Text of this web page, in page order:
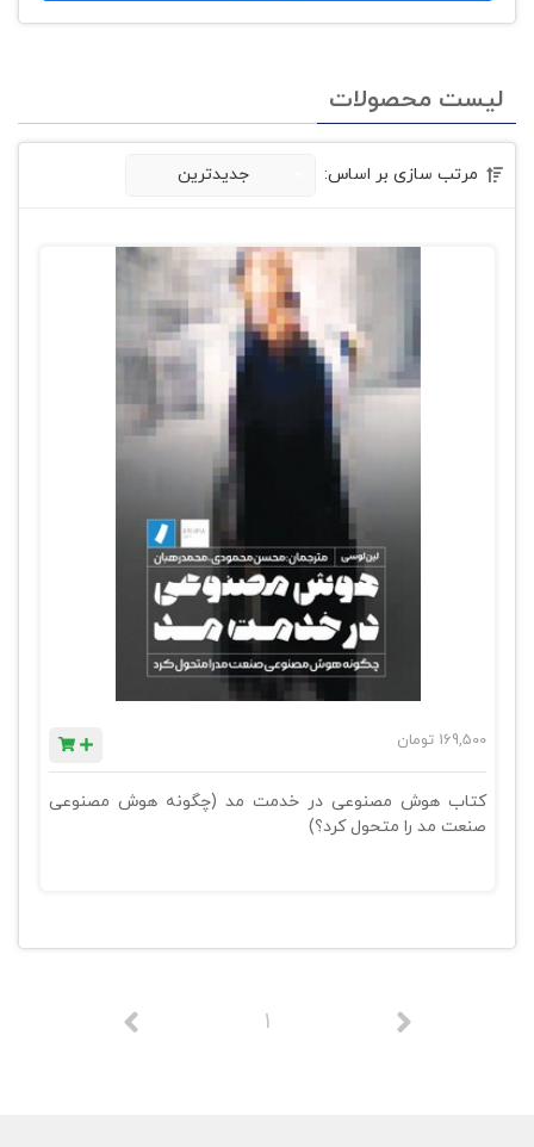
لیست محصولات
مرتب سازی بر اساس: جدیدترین
169,500 تومان
کتاب هوش مصنوعی در خدمت مد (چگونه هوش مصنوعی
صنعت مد را متحول کرد؟)
1